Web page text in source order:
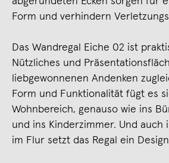
Form und verhindern
Das Wandregal Eiche 02 ist
Nützliches und
liebgewonnenen Andenken
Form und Funktionalität fügt es
Wohnbereich, genauso wie ins
und ins Kinderzimmer. Und auch
im Flur setzt das Regal ein